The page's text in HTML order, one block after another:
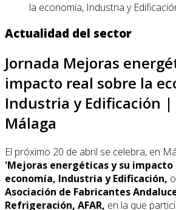
la economía, Industria y
Actualidad del sector
Jornada Mejoras
impacto real sobre la
Industria y Edificación |
Málaga
El próximo 20 de abril se celebra, en
'Mejoras energéticas y su impacto
economía, Industria y Edificación,
Asociación de Fabricantes
Refrigeración, AFAR, en la que